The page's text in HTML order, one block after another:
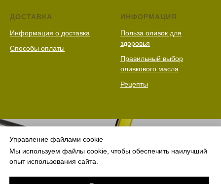
Управление файлами cookie
Мы используем файлы cookie, чтобы обеспечить наилучший
опыт использования сайта.
ДОСТАВКА
Информация о доставка
Способы оплаты
ИНФОРМАЦИЯ
Польза оливок для
здоровья
Правильный выбор
оливкового масла
Рецепты